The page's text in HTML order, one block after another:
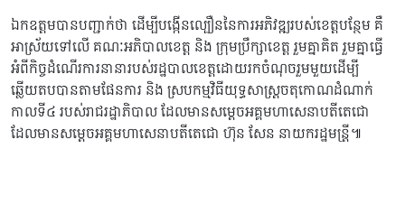
ឯកឧត្តមបានបញ្ជាក់ថា ដើម្បីបង្កើនល្បឿននៃការអភិវឌ្ឍរបស់ខេត្តបន្ថែម គឺ
អាស្រ័យទៅលើ គណៈអភិបាលខេត្ត និង ក្រុមប្រឹក្សាខេត្ត រួមគ្នាគិត រួមគ្នាធ្វើ
អំពីកិច្ចដំណើរការនានារបស់រដ្ឋបាលខេត្តដោយរកចំណុចរួមមួយដើម្បី
ឆ្លើយតបបានតាមផែនការ និង ស្របកម្មវិធីយុទ្ធសាស្រ្តចតុកោណដំណាក់
កាលទី៤ របស់រាជរដ្ឋាភិបាល ដែលមានសម្តេចអគ្គមហាសេនាបតីតេជោ
ដែលមានសម្តេចអគ្គមហាសេនាបតីតេជោ ហ៊ុន សែន នាយករដ្ឋមន្រ្តី៕